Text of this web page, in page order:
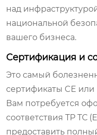
над
национальной
вашего бизнеса.
Сертификация и
Это самый
сертификаты CE или
Вам потребуется
соответствия ТР ТС
предоставить